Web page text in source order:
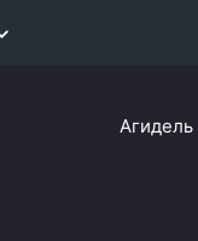
Агидель